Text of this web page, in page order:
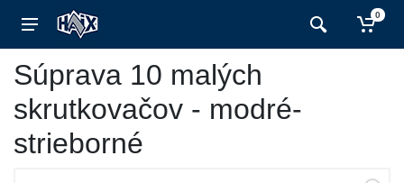
0
Súprava 10 malých
skrutkovačov - modré-
strieborné